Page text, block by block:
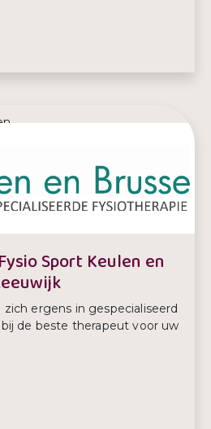
brusse.nl
Sport Keulen en
ergens in gespecialiseerd
de beste therapeut voor uw